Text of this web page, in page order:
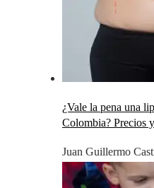
¿Vale la pena una
Colombia? Precios
Juan Guillermo